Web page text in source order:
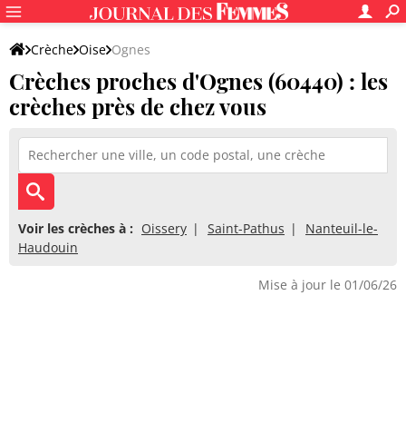
Crèche Oise Ognes
Crèches proches d'Ognes (60440) : les
crèches près de chez vous
Voir les crèches à : Oissery Saint-Pathus
Nanteuil-le-
Haudouin
Mise à jour le 01/06/26